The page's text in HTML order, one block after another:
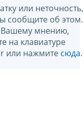
или неточность,
сообщите об этом.
Вашему мнению,
на клавиатуре
или нажмите сюда.